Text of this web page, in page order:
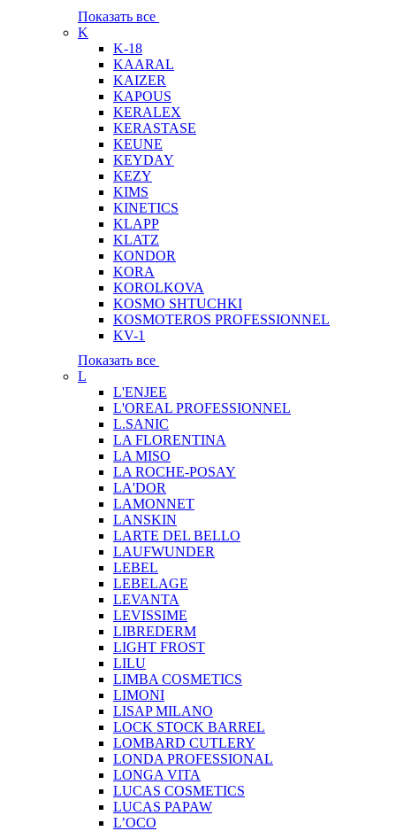
Показать все
K
K-18
KAARAL
KAIZER
KAPOUS
KERALEX
KERASTASE
KEUNE
KEYDAY
KEZY
KIMS
KINETICS
KLAPP
KLATZ
KONDOR
KORA
KOROLKOVA
KOSMO SHTUCHKI
KOSMOTEROS PROFESSIONNEL
KV-1
Показать все
L
L'ENJEE
L'OREAL PROFESSIONNEL
L.SANIC
LA FLORENTINA
LA MISO
LA ROCHE-POSAY
LA'DOR
LAMONNET
LANSKIN
LARTE DEL BELLO
LAUFWUNDER
LEBEL
LEBELAGE
LEVANTA
LEVISSIME
LIBREDERM
LIGHT FROST
LILU
LIMBA COSMETICS
LIMONI
LISAP MILANO
LOCK STOCK BARREL
LOMBARD CUTLERY
LONDA PROFESSIONAL
LONGA VITA
LUCAS COSMETICS
LUCAS PAPAW
L’OCO